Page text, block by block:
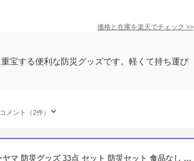
価格と在庫を楽天でチェック >>
宝する便利な防災グッズです。軽くて持ち運び
メント（2件）
【防災士監修】 防災リュック 1人用 アイリスオーヤマ 防災グッズ 33点 セット 防災セット 食品なし 災害グッズ リュック 大容量 防災 災害 トイレ 給水 ウォータータンク 非常用持ち出し袋 避難グッズ 防災用品 BRS-33 *